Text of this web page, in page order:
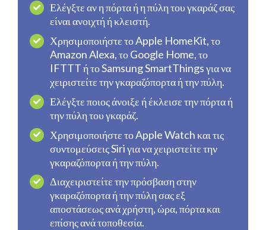
Ελέγξτε αν η πόρτα ή η πύλη του γκαράζ σας
είναι ανοιχτή ή κλειστή.
Χρησιμοποιήστε το Apple HomeKit, το
Amazon Alexa, το Google Home, το
IFTTT ή το Samsung SmartThings για να
χειριστείτε την γκαραζόπορτα ή την πύλη.
Ελέγξτε ποιος άνοιξε ή έκλεισε την πόρτα ή
την πύλη του γκαράζ.
Χρησιμοποιήστε το Apple Watch και τις
συντομεύσεις Siri για να χειριστείτε την
γκαραζόπορτα ή την πύλη.
Διαχειριστείτε την πρόσβαση στην
γκαραζόπορτα ή την πύλη σας εξ
αποστάσεως ανά χρήστη, ώρα, πόρτα και
επίσης ανά τοποθεσία.